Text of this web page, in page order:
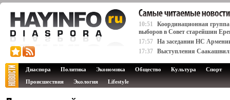
10:51
Координационная
выборов в Совет старейшин
17:57 На заседании НС
17:37 Выступления
Диаспора Политика Экономика Общество Культура
Спорт
Происшествия
Экология Lifestyle